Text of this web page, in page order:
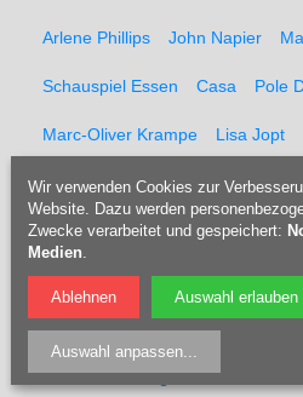
Arlene Phillips John Napier
Schauspiel Essen Casa Pole
Marc-Oliver Krampe Lisa Jopt
Fraences Funk Günter Funk
Finale Wembley Mathias
Franz Beckenbauer U13
Auktion Kidsday Kindertag
Andreas Grothgar TV Bochum
Wir verwenden Cookies zur
Website. Dazu werden
Zwecke verarbeitet und gespeichert:
Medien.
Ablehnen Auswahl erlauben
Auswahl anpassen...